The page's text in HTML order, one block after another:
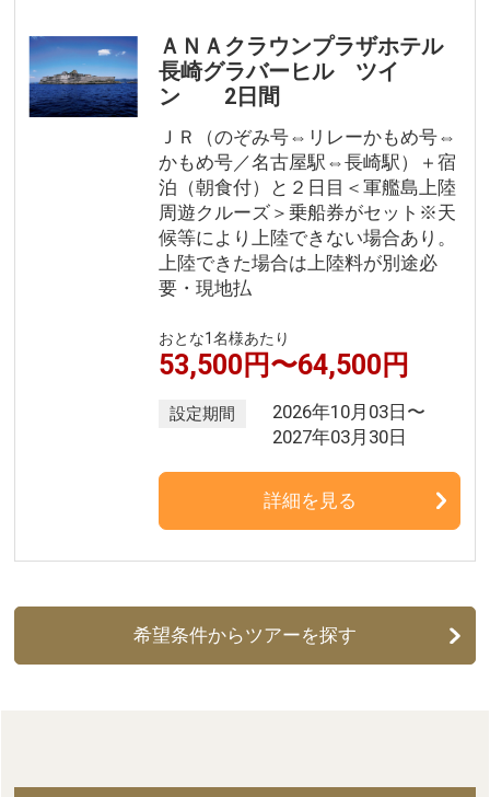
ＡＮＡクラウンプラザホテル
長崎グラバーヒル ツイ
ン 2日間
ＪＲ（のぞみ号⇔リレーかもめ号⇔
かもめ号／名古屋駅⇔長崎駅）＋宿
泊（朝食付）と２日目＜軍艦島上陸
周遊クルーズ＞乗船券がセット※天
候等により上陸できない場合あり。
上陸できた場合は上陸料が別途必
要・現地払
おとな1名様あたり
53,500円〜64,500円
設定期間
2026年10月03日〜
2027年03月30日
詳細を見る
希望条件からツアーを探す